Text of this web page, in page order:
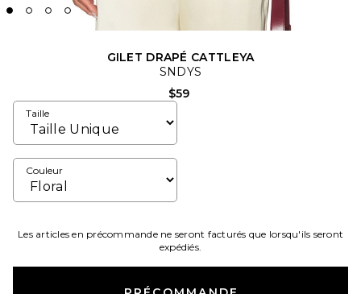
GILET DRAPÉ CATTLEYA
SNDYS
$59
Taille
Couleur
Les articles en précommande ne seront facturés que lorsqu'ils seront
expédiés.